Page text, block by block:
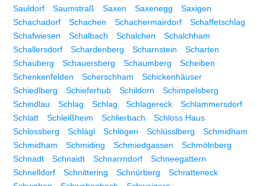
Sauldorf
Saumstraß Saxen Saxenegg
Saxigen
Schachadorf
Schachen Schachermairdorf
Schaffetschlag
Schafwiesen
Schalbach Schalchen
Schalchham
Schallersdorf
Schardenberg Scharnstein
Scharten
Schauberg
Schauersberg Schaumberg
Scheiben
Schenkenfelden
Scherschham
Schickenhäuser
Schiedlberg
Schieferhub Schildorn
Schimpelsberg
Schindlau
Schlag Schlag Schlagereck
Schlammersdorf
Schlatt
Schleißheim Schlierbach
Schloss Haus
Schlossberg
Schlägl Schlögen Schlüsslberg
Schmidham
Schmidham
Schmiding Schmiedgassen
Schmölnberg
Schnadt
Schnaidt Schnarrndorf
Schneegattern
Schnelldorf
Schnittering Schnürberg
Schratteneck